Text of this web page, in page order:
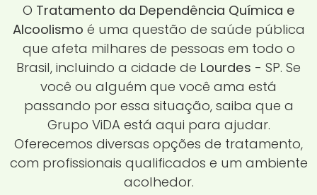
O Tratamento da Dependência Química e
Alcoolismo é uma questão de saúde pública
que afeta milhares de pessoas em todo o
Brasil, incluindo a cidade de Lourdes - SP. Se
você ou alguém que você ama está
passando por essa situação, saiba que a
Grupo ViDA está aqui para ajudar.
Oferecemos diversas opções de tratamento,
com profissionais qualificados e um ambiente
acolhedor.